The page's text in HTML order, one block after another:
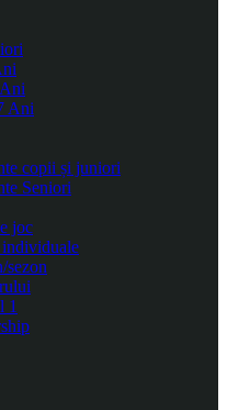
Ani
copii și juniori
Seniori
joc
sezon
1